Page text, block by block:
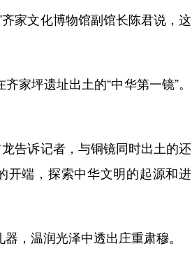
家文化博物馆副馆长陈君说，这
坪遗址出土的“中华第一镜”。
告诉记者，与铜镜同时出土的还
开端，探索中华文明的起源和进
，温润光泽中透出庄重肃穆。